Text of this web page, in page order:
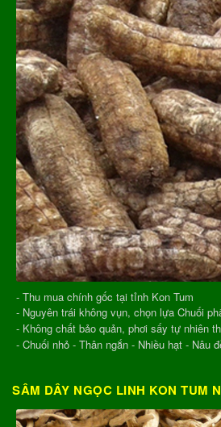
- Thu mua chính gốc tại tỉnh Kon Tum
- Nguyên trái không vụn, chọn lựa Chuối
- Không chất bảo quản, phơi sấy tự nhiên
- Chuối nhỏ - Thân ngắn - Nhiều hạt - Nâu
SÂM DÂY NGỌC LINH KON TUM